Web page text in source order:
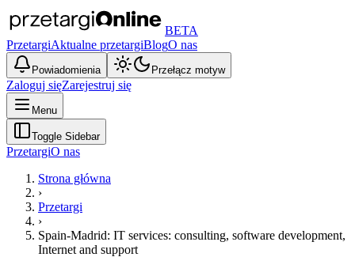
BETA
PrzetargiAktualne przetargiBlogO nas
Powiadomienia Przełącz motyw
Zaloguj sięZarejestruj się
Menu
Toggle Sidebar
PrzetargiO nas
Strona główna
›
Przetargi
›
Spain-Madrid: IT services: consulting, software development,
Internet and support